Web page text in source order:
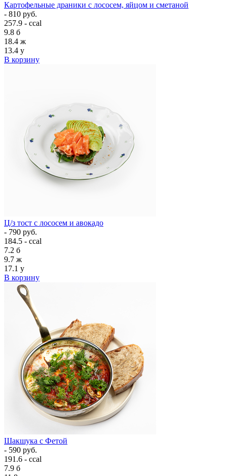
Картофельные драники с лососем, яйцом и сметаной
- 810 руб.
257.9 - ccal
9.8 б
18.4 ж
13.4 у
В корзину
Ц/з тост с лососем и авокадо
- 790 руб.
184.5 - ccal
7.2 б
9.7 ж
17.1 у
В корзину
Шакшука с Фетой
- 590 руб.
191.6 - ccal
7.9 б